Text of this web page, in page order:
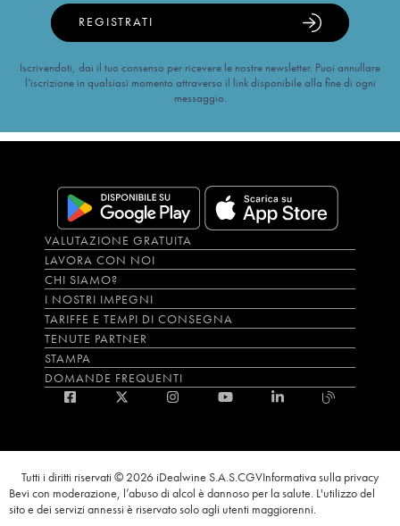
REGISTRATI
Iscrivendoti, dai il tuo consenso per ricevere le nostre newsletter. Puoi annullare
l’iscrizione in qualsiasi momento attraverso il link disponibile alla fine di ogni
messaggio.
VALUTAZIONE GRATUITA
LAVORA CON NOI
CHI SIAMO?
I NOSTRI IMPEGNI
TARIFFE E TEMPI DI CONSEGNA
TENUTE PARTNER
STAMPA
DOMANDE FREQUENTI
Tutti i diritti riservati © 2026 iDealwine S.A.S.CGVInformativa sulla privacy
Bevi con moderazione, l’abuso di alcol è dannoso per la salute. L'utilizzo del
sito e dei servizi annessi è riservato solo agli utenti maggiorenni.